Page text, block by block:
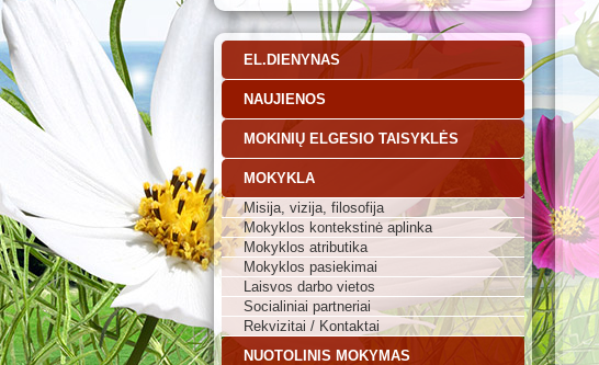
EL.DIENYNAS
NAUJIENOS
MOKINIŲ ELGESIO TAISYKLĖS
MOKYKLA
Misija, vizija, filosofija
Mokyklos kontekstinė aplinka
Mokyklos atributika
Mokyklos pasiekimai
Laisvos darbo vietos
Socialiniai partneriai
Rekvizitai / Kontaktai
NUOTOLINIS MOKYMAS